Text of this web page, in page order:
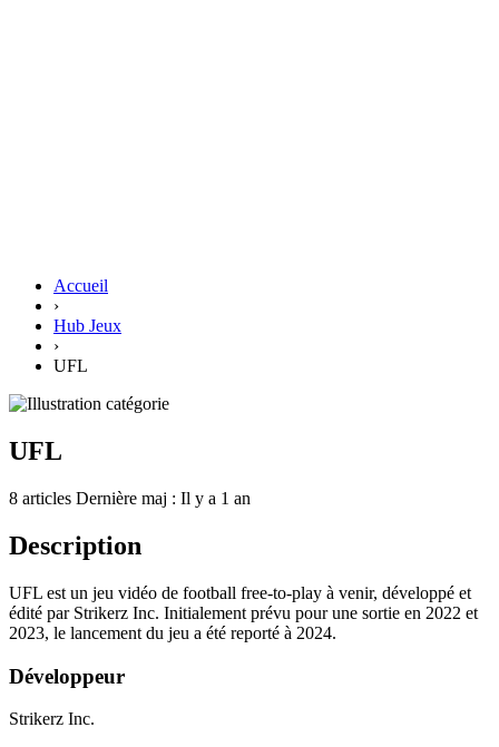
Accueil
›
Hub Jeux
›
UFL
UFL
8 articles Dernière maj : Il y a 1 an
Description
UFL est un jeu vidéo de football free-to-play à venir, développé et
édité par Strikerz Inc. Initialement prévu pour une sortie en 2022 et
2023, le lancement du jeu a été reporté à 2024.
Développeur
Strikerz Inc.